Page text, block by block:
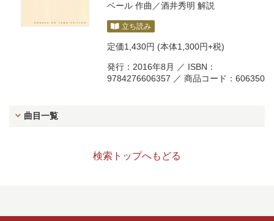
ベール 作曲／酒井秀明 解説
立ち読み
定価1,430円 (本体1,300円+税)
発行：2016年8月 ／ ISBN：
9784276606357 ／ 商品コード：606350
曲目一覧
検索トップへもどる